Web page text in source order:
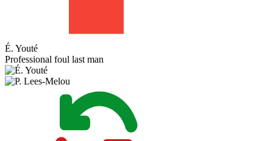
É. Youté
Professional foul last man